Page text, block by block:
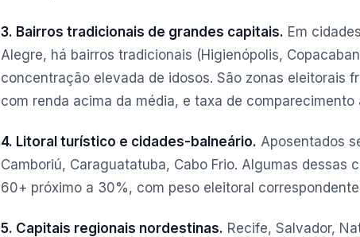
3. Bairros tradicionais de grandes capitais. Em
Alegre, há bairros tradicionais (Higienópolis,
concentração elevada de idosos. São zonas eleitorais
com renda acima da média, e taxa de comparecimento
4. Litoral turístico e cidades-balneário. Aposentados
Camboriú, Caraguatatuba, Cabo Frio. Algumas dessas
60+ próximo a 30%, com peso eleitoral
5. Capitais regionais nordestinas. Recife, Salvador,